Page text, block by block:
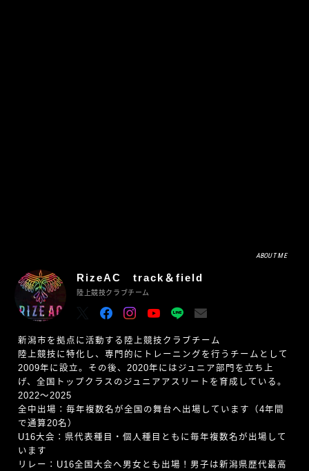
ABOUT ME
RizeAC track＆field
陸上競技クラブチーム
新潟市を拠点に活動する陸上競技クラブチーム
陸上競技に特化し、専門的にトレーニングを行うチームとして
2009年に設立。その後、2020年にはジュニア部門を立ち上
げ、全国トップクラスのジュニアアスリートを育成している。
2022〜2025
全中出場：毎年複数名が全国の舞台へ出場しています（4年間
で通算20名）
U16大会：県代表種目・個人種目ともに毎年複数名が出場して
います
リレー：U16全国大会へ男女とも出場！男子は新潟県歴代最高